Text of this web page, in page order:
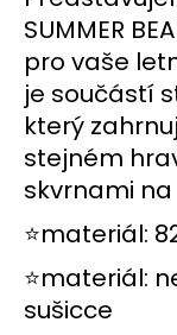
5
hvězdiček.
SUMMER
pro vaše
je součástí
který
stejném
skvrnami
⭐materiál:
⭐materiál:
sušicce
D
p
o
r
u